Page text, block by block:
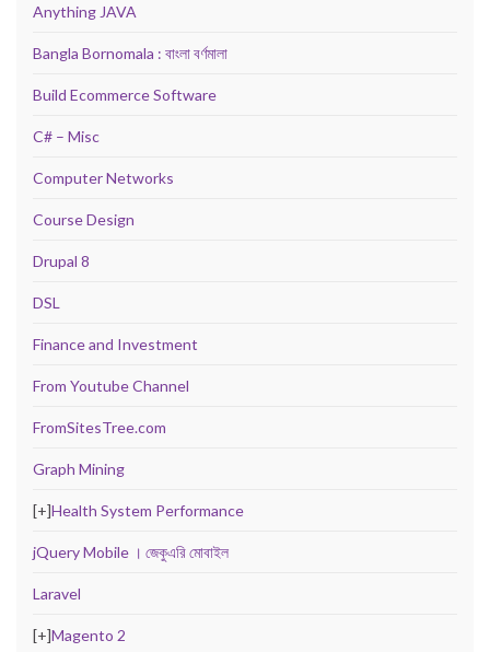
Anything JAVA
Bangla Bornomala : বাংলা বর্ণমালা
Build Ecommerce Software
C# – Misc
Computer Networks
Course Design
Drupal 8
DSL
Finance and Investment
From Youtube Channel
FromSitesTree.com
Graph Mining
[+]Health System Performance
jQuery Mobile । জেকুএরি মোবাইল
Laravel
[+]Magento 2